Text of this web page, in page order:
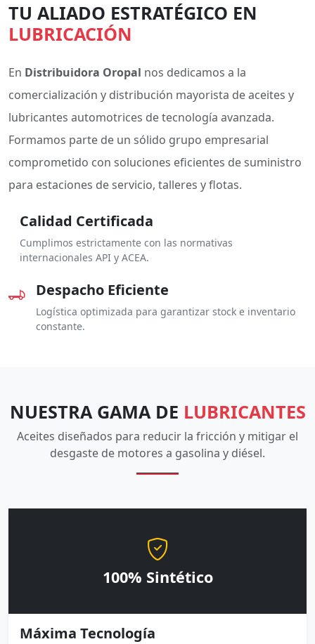
TU ALIADO ESTRATÉGICO EN
LUBRICACIÓN
En Distribuidora Oropal nos dedicamos a la
comercialización y distribución mayorista de aceites y
lubricantes automotrices de tecnología avanzada.
Formamos parte de un sólido grupo empresarial
comprometido con soluciones eficientes de suministro
para estaciones de servicio, talleres y flotas.
Calidad Certificada
Cumplimos estrictamente con las normativas
internacionales API y ACEA.
Despacho Eficiente
Logística optimizada para garantizar stock e inventario
constante.
NUESTRA GAMA DE LUBRICANTES
Aceites diseñados para reducir la fricción y mitigar el
desgaste de motores a gasolina y diésel.
100% Sintético
Máxima Tecnología